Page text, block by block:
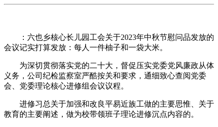
：六也乡核心长儿园工会关于2023年中秋节慰问品发放的
会议记实打算发放：每人一件柚子和一袋大米。
为深切贯彻落实党的二十大，督促压实党委党风廉政从体
义务，公司纪检监察室严酷按关和要求，通细致心查阅党委
会、党委理论核心进修组会议议程。
进修习总关于加强和改良平易近族工做的主要思惟、关于
教育的主要阐述，做为校带领班子理论进修沉点内容的。